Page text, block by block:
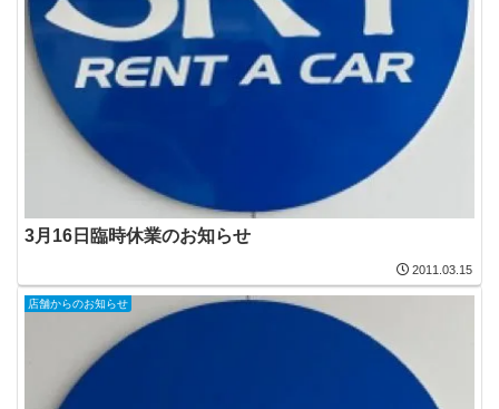
3月16日臨時休業のお知らせ
2011.03.15
店舗からのお知らせ